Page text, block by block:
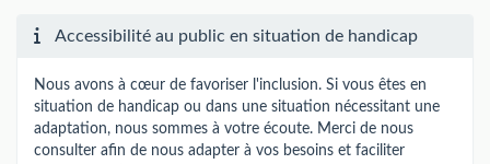
Accessibilité au public en situation de handicap
Nous avons à cœur de favoriser l'inclusion. Si vous êtes en
situation de handicap ou dans une situation nécessitant une
adaptation, nous sommes à votre écoute. Merci de nous
consulter afin de nous adapter à vos besoins et faciliter